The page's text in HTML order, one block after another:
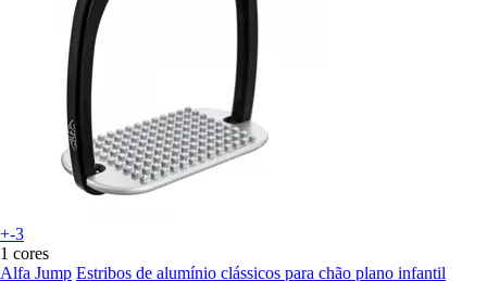
+-3
1 cores
Alfa Jump Estribos de alumínio clássicos para chão plano infantil